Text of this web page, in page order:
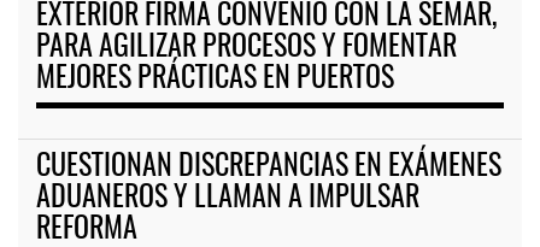
EXTERIOR FIRMA CONVENIO CON LA SEMAR,
PARA AGILIZAR PROCESOS Y FOMENTAR
MEJORES PRÁCTICAS EN PUERTOS
CUESTIONAN DISCREPANCIAS EN EXÁMENES
ADUANEROS Y LLAMAN A IMPULSAR
REFORMA